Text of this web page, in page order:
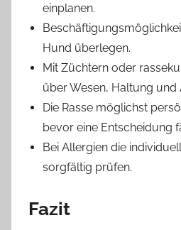
einplanen.
Hund überlegen.
Mit Züchtern oder
über Wesen, Haltung und
Die Rasse möglichst
bevor eine Entscheidung
Bei Allergien die
sorgfältig prüfen.
Fazit